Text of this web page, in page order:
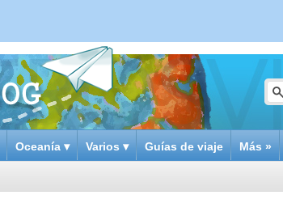
Oceanía ▾ Varios ▾ Guías de viaje Más »